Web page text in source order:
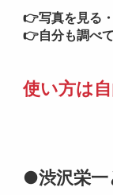
👉写真を見る
👉自分も調べ
使い方は
●渋沢栄一